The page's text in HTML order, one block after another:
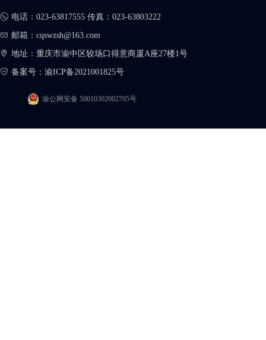
电话：023-63817555 传真：023-63803222
邮箱：cqswzsh@163.com
地址：重庆市渝中区较场口得意商厦A座27楼1号
备案号： 渝ICP备2021001825号
渝公网安备 50010302002705号